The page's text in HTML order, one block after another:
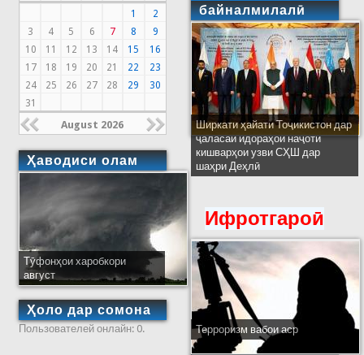
1
2
3
4 5 6 7 8
9
10
11 12 13 14 15
16
17
18 19 20 21 22
23
24
25 26 27 28 29
30
31
August 2026
Ҳаводиси олам
Тӯфонҳои харобкори
август
Ҳоло дар сомона
Пользователей онлайн: 0.
байналмилалӣ
Ширкати ҳайати Тоҷикистон дар
ҷаласаи идораҳои наҷоти
кишварҳои узви СҲШ дар
шаҳри Деҳлӣ
Ифротгароӣ
Терроризм вабои аср